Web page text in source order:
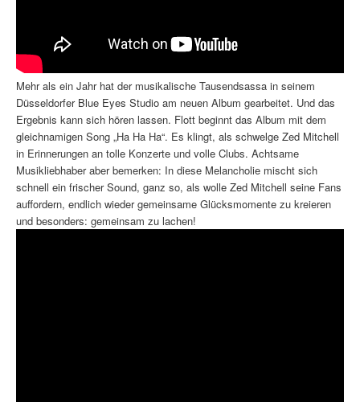
Mehr als ein Jahr hat der musikalische Tausendsassa in seinem
Düsseldorfer Blue Eyes Studio am neuen Album gearbeitet. Und das
Ergebnis kann sich hören lassen. Flott beginnt das Album mit dem
gleichnamigen Song „Ha Ha Ha“. Es klingt, als schwelge Zed Mitchell
in Erinnerungen an tolle Konzerte und volle Clubs. Achtsame
Musikliebhaber aber bemerken: In diese Melancholie mischt sich
schnell ein frischer Sound, ganz so, als wolle Zed Mitchell seine Fans
auffordern, endlich wieder gemeinsame Glücksmomente zu kreieren
und besonders: gemeinsam zu lachen!